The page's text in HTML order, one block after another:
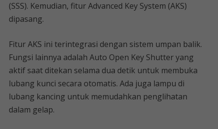
(SSS). Kemudian, fitur Advanced Key System (AKS)
dipasang.
Fitur AKS ini terintegrasi dengan sistem umpan balik.
Fungsi lainnya adalah Auto Open Key Shutter yang
aktif saat ditekan selama dua detik untuk membuka
lubang kunci secara otomatis. Ada juga lampu di
lubang kancing untuk memudahkan penglihatan
dalam gelap.